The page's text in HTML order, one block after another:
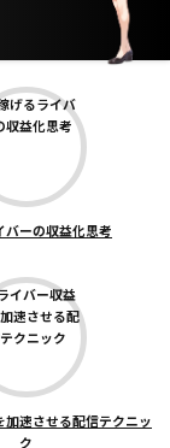
バーの収益化思考
加速させる配信テクニッ
ク